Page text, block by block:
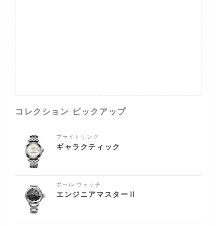
コレクション ピックアップ
ブライトリング
ギャラクティック
ボール ウォッチ
エンジニアマスターⅡ